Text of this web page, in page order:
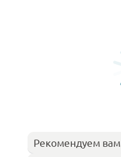
Рекомендуем вам